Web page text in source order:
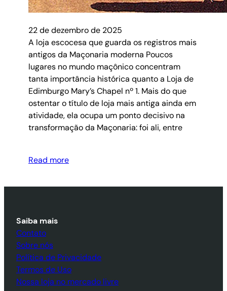
22 de dezembro de 2025
A loja escocesa que guarda os registros mais
antigos da Maçonaria moderna Poucos
lugares no mundo maçônico concentram
tanta importância histórica quanto a Loja de
Edimburgo Mary’s Chapel nº 1. Mais do que
ostentar o título de loja mais antiga ainda em
atividade, ela ocupa um ponto decisivo na
transformação da Maçonaria: foi ali, entre
Read more
Saiba mais
Contato
Sobre nós
Política de Privacidade
Termos de Uso
Nossa loja no mercado livre